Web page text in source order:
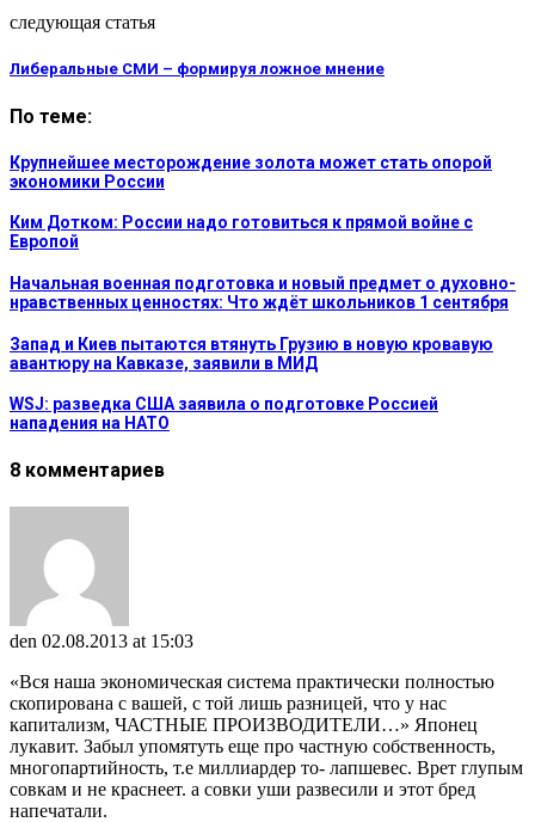
следующая статья
Либеральные СМИ – формируя ложное мнение
По теме:
Крупнейшее месторождение золота может стать опорой
экономики России
Ким Дотком: России надо готовиться к прямой войне с
Европой
Начальная военная подготовка и новый предмет о духовно-
нравственных ценностях: Что ждёт школьников 1 сентября
Запад и Киев пытаются втянуть Грузию в новую кровавую
авантюру на Кавказе, заявили в МИД
WSJ: разведка США заявила о подготовке Россией
нападения на НАТО
8 комментариев
den 02.08.2013 at 15:03
«Вся наша экономическая система практически полностью
скопирована с вашей, с той лишь разницей, что у нас
капитализм, ЧАСТНЫЕ ПРОИЗВОДИТЕЛИ…» Японец
лукавит. Забыл упомятуть еще про частную собственность,
многопартийность, т.е миллиардер то- лапшевес. Врет глупым
совкам и не краснеет. а совки уши развесили и этот бред
напечатали.